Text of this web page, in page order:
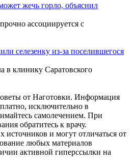
жечь горло, объяснил
ассоциируется с
селезенку из-за поселившегося
в клинику Саратовского
от Наготовки. Информация
исключительно в
самолечением. При
обратитесь к врачу.
и могут отличаться от
любых материалов
активной гиперссылки на